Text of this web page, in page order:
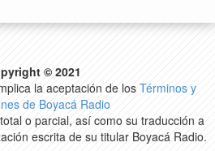
© 2021
la aceptación de los Términos y
de Boyacá Radio
o parcial, así como su traducción a
escrita de su titular Boyacá Radio.